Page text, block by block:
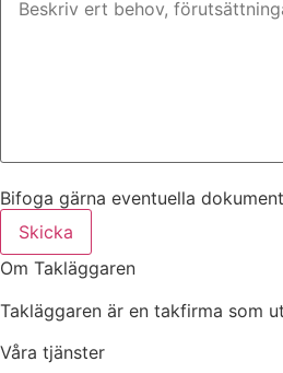
Bifoga gärna eventuella
Skicka
Om Takläggaren
Takläggaren är en takfirma som
Våra tjänster